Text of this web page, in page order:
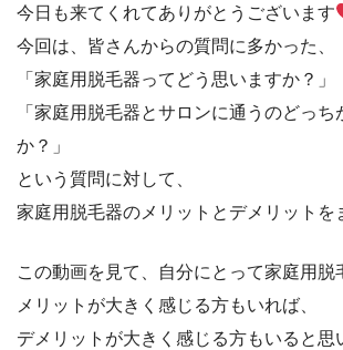
今日も来てくれてありがとうございます
今回は、皆さんからの質問に多かった、
「家庭用脱毛器ってどう思いますか？」
「家庭用脱毛器とサロンに通うのどっ
か？」
という質問に対して、
家庭用脱毛器のメリットとデメリットを
この動画を見て、自分にとって家庭用脱
メリットが大きく感じる方もいれば、
デメリットが大きく感じる方もいると思